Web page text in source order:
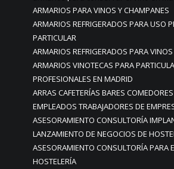
ARMARIOS PARA VINOS Y CHAMPANES
ARMARIOS REFRIGERADOS PARA USO
PARTICULAR
ARMARIOS REFRIGERADOS PARA VINOS
ARMARIOS VINOTECAS PARA
PROFESIONALES EN MADRID
ARRAS CAFETERÍAS BARES
EMPLEADOS TRABAJADORES DE
ASESORAMIENTO CONSULTORÍA
LANZAMIENTO DE NEGOCIOS DE
ASESORAMIENTO CONSULTORÍA PARA
HOSTELERÍA